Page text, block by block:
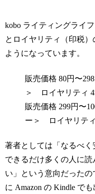
kobo ライティングライ
とロイヤリティ（印税
ようになっています。
販売価格 80円〜
＞ ロイヤリティ
販売価格 299円〜
ー＞ ロイヤリテ
著者としては「なるべく
できるだけ多くの人に読
い」という意向だったの
に Amazon の Kindle で